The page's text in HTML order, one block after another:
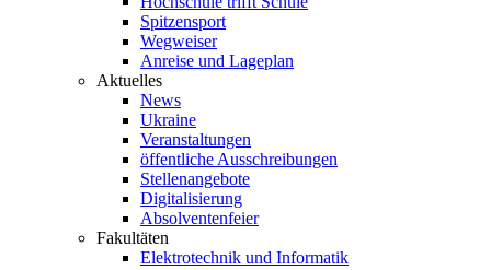
Spitzensport
Wegweiser
Anreise und Lageplan
Aktuelles
News
Ukraine
Veranstaltungen
öffentliche Ausschreibungen
Stellenangebote
Digitalisierung
Absolventenfeier
Fakultäten
Elektrotechnik und Informatik